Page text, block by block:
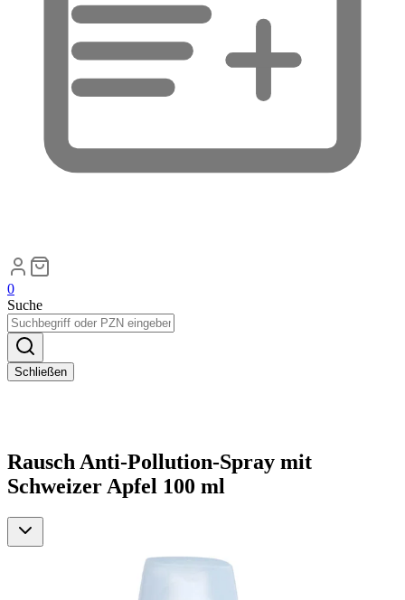
0
Suche
Schließen
Rausch Anti-Pollution-Spray mit
Schweizer Apfel 100 ml